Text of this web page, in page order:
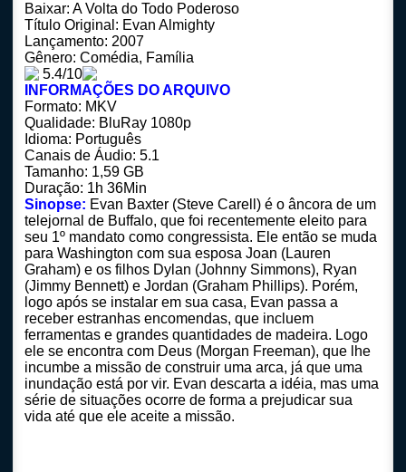
Dublado
Legendado
Baixar: A Volta do Todo Poderoso
Título Original: Evan Almighty
Lançamento: 2007
Gênero: Comédia, Família
5.4/10
INFORMAÇÕES DO ARQUIVO
Formato: MKV
Qualidade: BluRay 1080p
Idioma: Português
Canais de Áudio: 5.1
Tamanho: 1,59 GB
Duração: 1h 36Min
Sinopse: Evan Baxter (Steve Carell) é o âncora de um
telejornal de Buffalo, que foi recentemente eleito para
seu 1º mandato como congressista. Ele então se muda
para Washington com sua esposa Joan (Lauren
Graham) e os filhos Dylan (Johnny Simmons), Ryan
(Jimmy Bennett) e Jordan (Graham Phillips). Porém,
logo após se instalar em sua casa, Evan passa a
receber estranhas encomendas, que incluem
ferramentas e grandes quantidades de madeira. Logo
ele se encontra com Deus (Morgan Freeman), que lhe
incumbe a missão de construir uma arca, já que uma
inundação está por vir. Evan descarta a idéia, mas uma
série de situações ocorre de forma a prejudicar sua
vida até que ele aceite a missão.